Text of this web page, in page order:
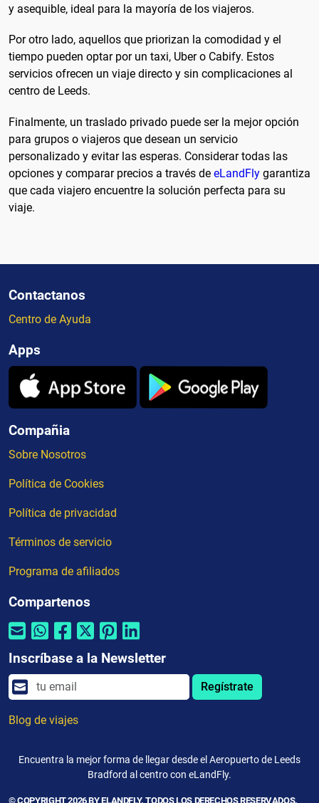
y asequible, ideal para la mayoría de los viajeros.
Por otro lado, aquellos que priorizan la comodidad y el
tiempo pueden optar por un taxi, Uber o Cabify. Estos
servicios ofrecen un viaje directo y sin complicaciones al
centro de Leeds.
Finalmente, un traslado privado puede ser la mejor opción
para grupos o viajeros que desean un servicio
personalizado y evitar las esperas. Considerar todas las
opciones y comparar precios a través de eLandFly garantiza
que cada viajero encuentre la solución perfecta para su
viaje.
Contactanos
Centro de Ayuda
Apps
Compañia
Sobre Nosotros
Política de Cookies
Política de privacidad
Términos de servicio
Programa de afiliados
Compartenos
Inscríbase a la Newsletter
Regístrate
Blog de viajes
Encuentra la mejor forma de llegar desde el Aeropuerto de Leeds
Bradford al centro con eLandFly.
© COPYRIGHT 2026 BY ELANDFLY. TODOS LOS DERECHOS RESERVADOS.